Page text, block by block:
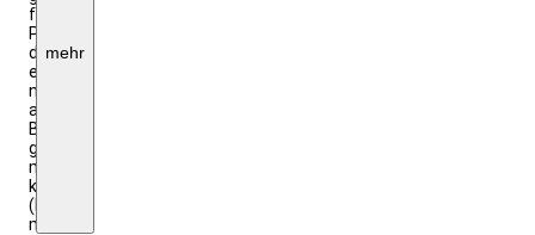
für
Privatzahlende,
die
es
nicht
als
Betriebsausgaben
geltend
machen
können.
(Ratenzahlung
möglich)
mehr